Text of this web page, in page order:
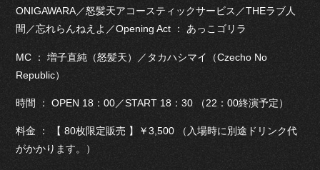
ONIGAWARA／怒髪天アコースティックサービス／THEラブ人
間／忘れらんねえよ／Opening Act ： あっこゴリラ
MC ： 増子直純（怒髪天）／タカハシマイ（Czecho No
Republic）
時間 ： OPEN 18：00／START 18：30 （22：00終演予定）
料金 ： 【 80枚限定販売 】￥3,500 （入場時に別途ドリンク代
がかかります。）